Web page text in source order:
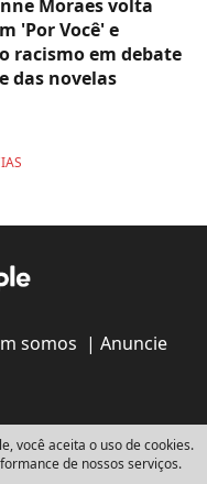
Moraes volta
'Por Você' e
racismo em debate
das novelas
somos | Anuncie
você aceita o uso de cookies.
de nossos serviços.